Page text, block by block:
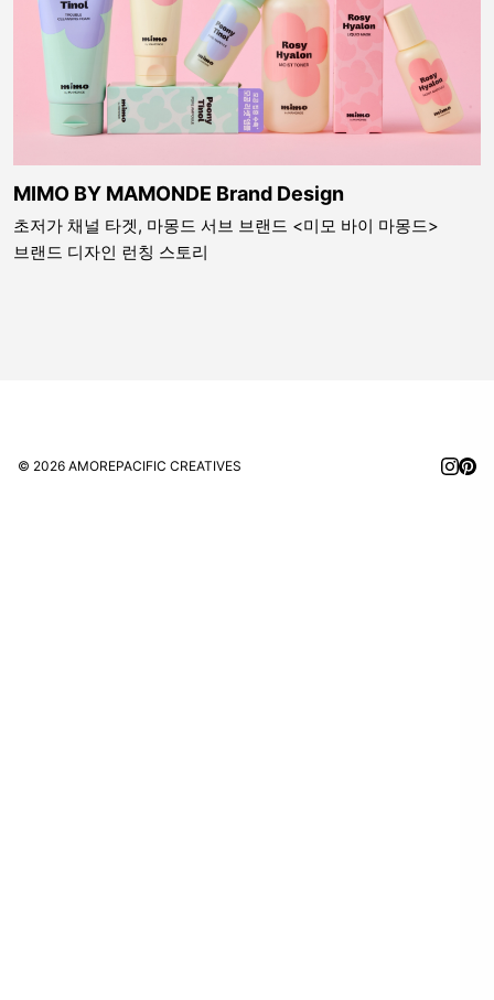
MIMO BY MAMONDE Brand Design
초저가 채널 타겟, 마몽드 서브 브랜드 <미모 바이 마몽드>
브랜드 디자인 런칭 스토리
© 2026 AMOREPACIFIC CREATIVES